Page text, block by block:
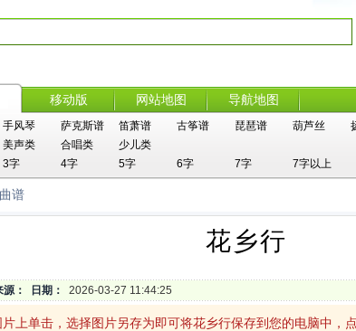
移动版 网站地图 导航地图
手风琴 萨克斯谱 笛萧谱 古筝谱 琵琶谱 葫芦丝
美声类 合唱类
少儿类
3字 4字 5字 6字 7字 7字以上
谱
花乡行
源： 日期： 2026-03-27 11:44:25
上单击，选择图片另存为即可将花乡行保存到您的电脑中，